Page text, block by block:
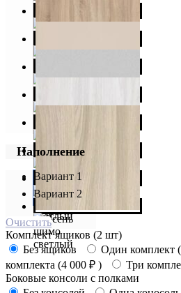
Наполнение
Вариант 1
Вариант 2
Очистить
Комплект ящиков (2 шт)
Без ящиков
Один комплект (
комплекта (4 000 ₽ ) Три
Боковые консоли с полками